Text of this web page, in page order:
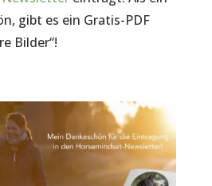
gibt es ein Gratis-PDF
Bilder“!